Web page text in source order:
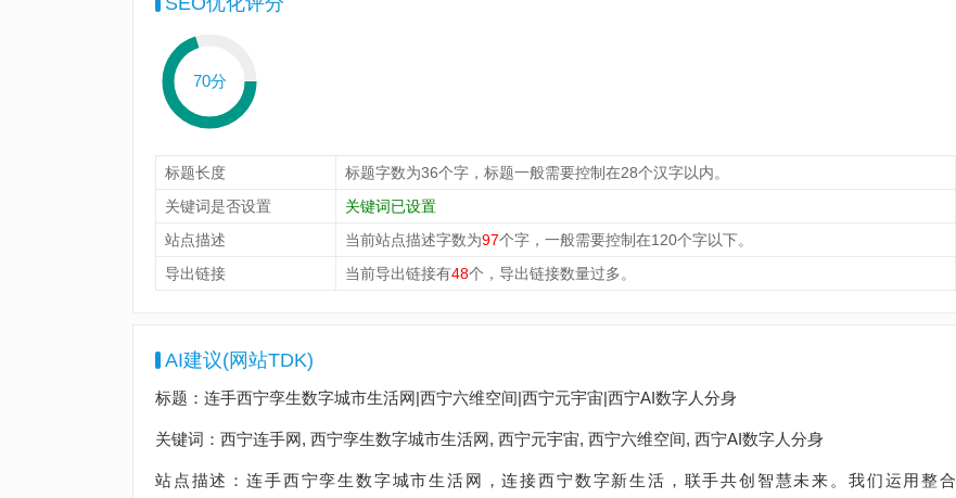
70分
标题长度
标题字数为36个字，标题一般需要控制在28个汉字以内。
关键词是否设置
关键词已设置
站点描述
当前站点描述字数为97个字，一般需要控制在120个字以下。
导出链接
当前导出链接有48个，导出链接数量过多。
AI建议(网站TDK)
标题：连手西宁孪生数字城市生活网|西宁六维空间|西宁元宇宙|西宁AI数字人分身
关键词：西宁连手网, 西宁孪生数字城市生活网, 西宁元宇宙, 西宁六维空间, 西宁AI数字人分身
站点描述：连手西宁孪生数字城市生活网，连接西宁数字新生活，联手共创智慧未来。我们运用整合